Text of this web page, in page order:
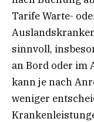
Tarife Warte-
sinnvoll,
an Bord oder im
kann je nach
weniger